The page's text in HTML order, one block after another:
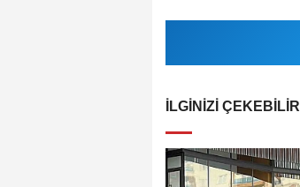
İLGINIZI ÇEKEBILIR